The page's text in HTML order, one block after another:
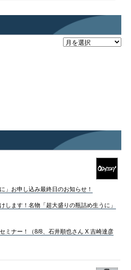
」お申し込み最終日のお知らせ！
します！名物「超大盛りの瓶詰め生うに」
ミナー！（8/8、石井順也さん X 吉崎達彦